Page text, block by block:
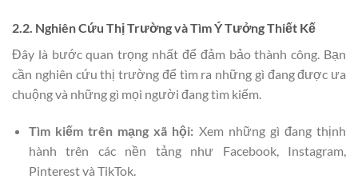
2.2. Nghiên Cứu Thị Trường và Tìm Ý Tưởng Thiết Kế
Đây là bước quan trọng nhất để đảm bảo thành công. Bạn
cần nghiên cứu thị trường để tìm ra những gì đang được ưa
chuộng và những gì mọi người đang tìm kiếm.
Tìm kiếm trên mạng xã hội: Xem những gì đang thịnh
hành trên các nền tảng như Facebook, Instagram,
Pinterest và TikTok.